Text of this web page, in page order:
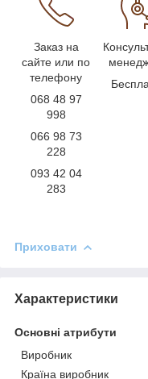
Заказ на
сайте или по
телефону
068 48 97
998
066 98 73
228
093 42 04
283
Приховати
Характеристики
Основні атрибути
Виробник
Країна виробник